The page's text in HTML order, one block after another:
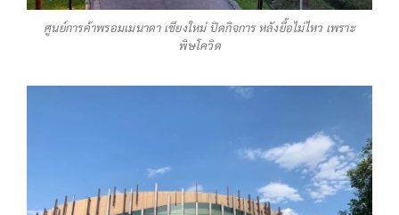
ศูนย์การค้าพรอมเมนาดา เชียงใหม่ ปิดกิจการ หลังยื้อไม่ไหว เพราะ
พิษโควิด